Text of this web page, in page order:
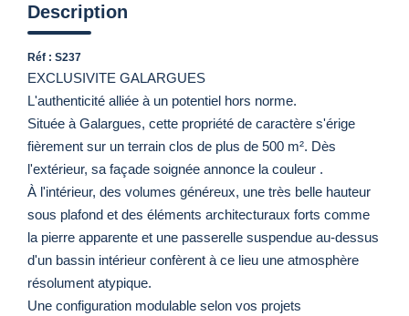
Description
Réf : S237
EXCLUSIVITE GALARGUES
L'authenticité alliée à un potentiel hors norme.
Située à Galargues, cette propriété de caractère s'érige
fièrement sur un terrain clos de plus de 500 m². Dès
l'extérieur, sa façade soignée annonce la couleur .
À l'intérieur, des volumes généreux, une très belle hauteur
sous plafond et des éléments architecturaux forts comme
la pierre apparente et une passerelle suspendue au-dessus
d'un bassin intérieur confèrent à ce lieu une atmosphère
résolument atypique.
Une configuration modulable selon vos projets